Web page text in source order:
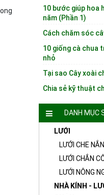
10 bước giúp hoa
năm (Phần 1)
Cách chăm sóc
10 giống cà chua
nhỏ
Tại sao Cây xoài
Chia sẻ kỹ thuật
DANH MỤC
LƯỚI
LƯỚI CHE
LƯỚI CHẮN
LƯỚI NÔNG
NHÀ KÍNH -